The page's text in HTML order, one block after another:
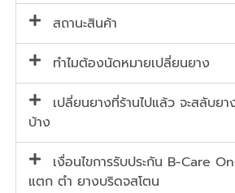
สถานะสินค้า
ทำไมต้องนัดหมายเปลี่ยนยาง
เปลี่ยนยางที่ร้านไปแล้ว จะสลับย
บ้าง
เงื่อนไขการรับประกัน B-Care
แตก ตำ ยางบริดจสโตน